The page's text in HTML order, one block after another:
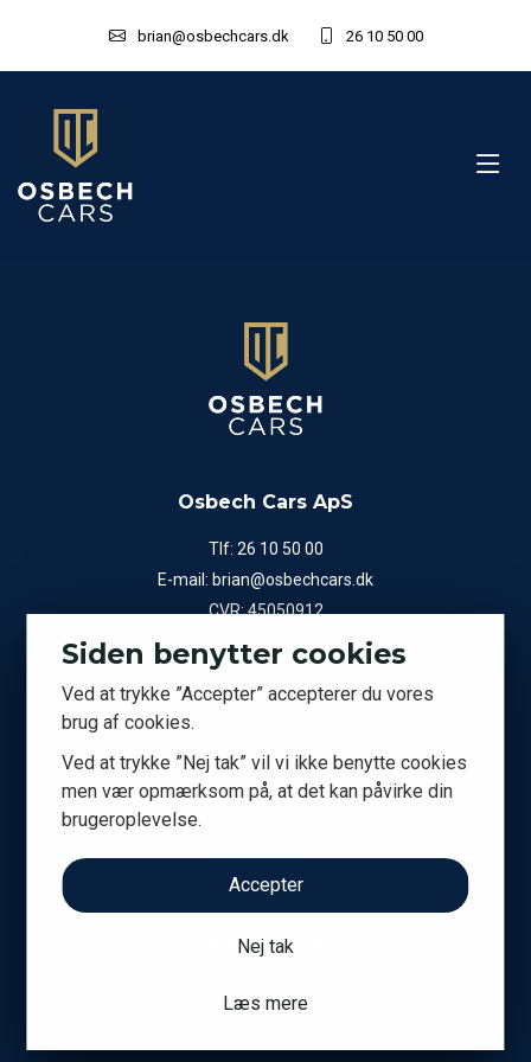
brian@osbechcars.dk 26 10 50 00
Osbech Cars ApS
Tlf: 26 10 50 00
E-mail: brian@osbechcars.dk
CVR: 45050912
Showroom
Kontor
2791 Dragør
Åbningstider
Siden benytter cookies
Ved at trykke ”Accepter” accepterer du vores
brug af cookies.
Ved at trykke ”Nej tak” vil vi ikke benytte cookies
men vær opmærksom på, at det kan påvirke din
brugeroplevelse.
Accepter
Nej tak
Læs mere